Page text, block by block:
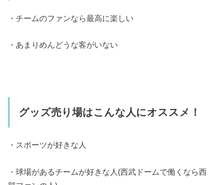
・チームのファンなら最高に楽しい
・あまりめんどうな客がいない
グッズ売り場はこんな人にオススメ！
・スポーツが好きな人
・球場があるチームが好きな人(西武ドームで働くなら西